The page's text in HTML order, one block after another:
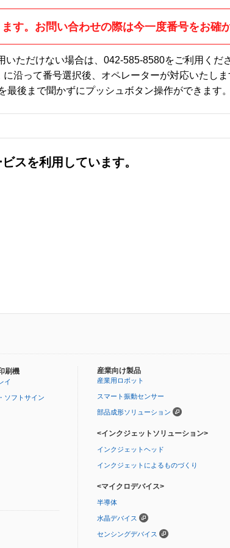
す。お問い合わせの際は今一度番号をお確
いただけない場合は、 042-585-8580をご利用くだ
に沿って番号選択後、オペレーターが対応いたしま
最後まで聞かずにプッシュボタン操作ができます。
スを利用しています。
刷機
イ
ソフトサイン
産業向け製品
産業用ロボット
スマート振動センサー
部品成形ソリューション
<インクジェットソリューション>
インクジェットヘッド
インクジェットによるものづくり
<マイクロデバイス>
半導体
水晶デバイス
センシングデバイス